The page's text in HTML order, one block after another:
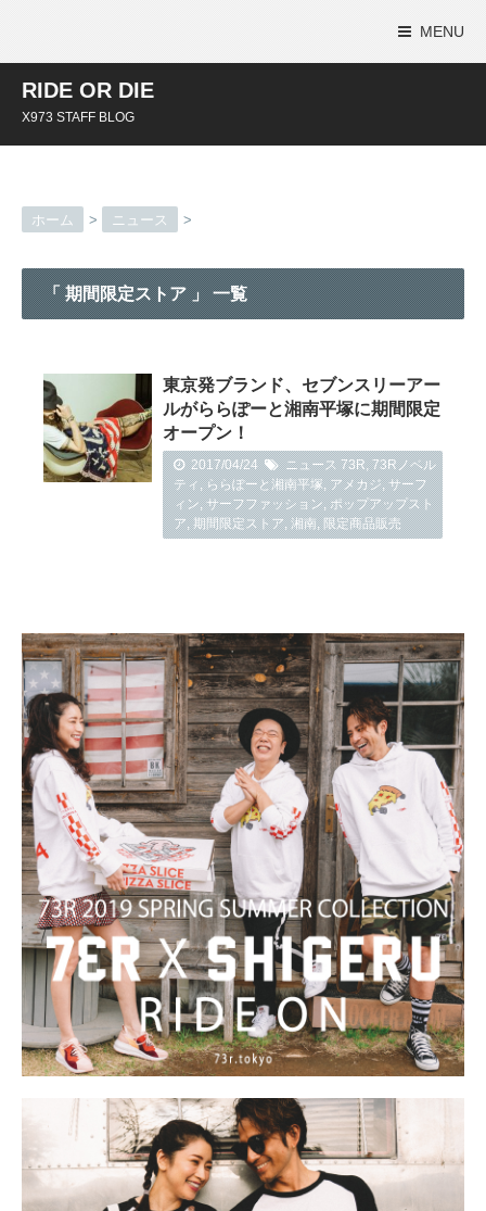
MENU
RIDE OR DIE
X973 STAFF BLOG
ホーム > ニュース >
「 期間限定ストア 」 一覧
東京発ブランド、セブンスリーアー
ルがららぽーと湘南平塚に期間限定
オープン！
2017/04/24 ニュース 73R,73Rノベル
ティ,ららぽーと湘南平塚,アメカジ,サーフ
ィン,サーフファッション,ポップアップスト
ア,期間限定ストア,湘南,限定商品販売